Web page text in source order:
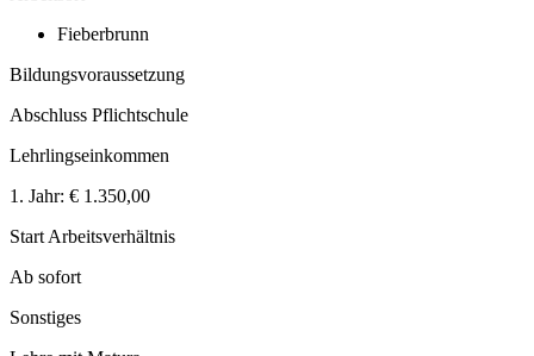
Fieberbrunn
Bildungsvoraussetzung
Abschluss Pflichtschule
Lehrlingseinkommen
1. Jahr: € 1.350,00
Start Arbeitsverhältnis
Ab sofort
Sonstiges